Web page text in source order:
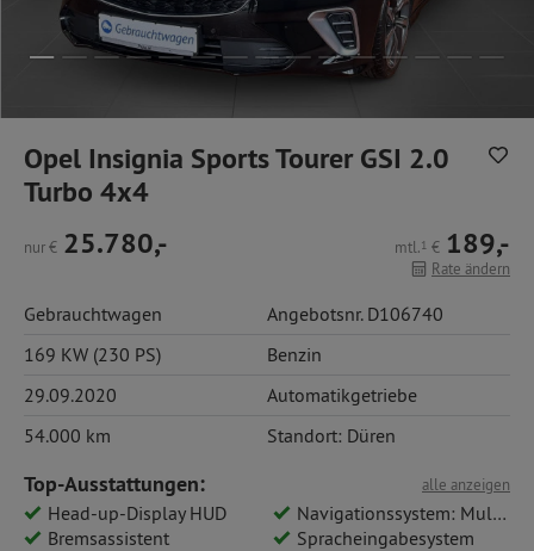
Opel Insignia Sports Tourer GSI 2.0
Turbo 4x4
nur€ 25.780,- mtl.1 € 189,-
Rate ändern
Gebrauchtwagen
Angebotsnr. D106740
169 KW (230 PS)
Benzin
29.09.2020
Automatikgetriebe
54.000 km
Standort: Düren
alle anzeigen
Top-Ausstattungen:
Head-up-Display HUD
Navigationssystem: Multimedia Navi Pro
Bremsassistent
Spracheingabesystem